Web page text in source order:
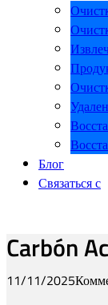
Блог
Связаться с
Carbón
11/11/2025